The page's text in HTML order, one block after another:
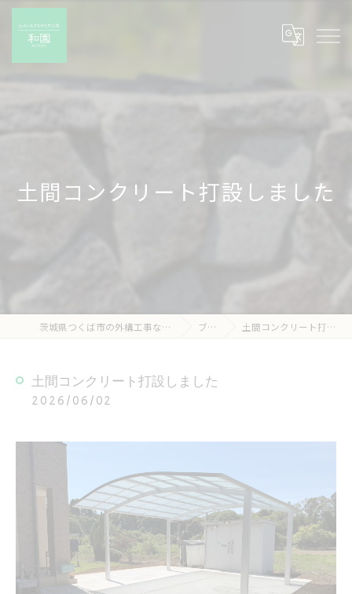
土間コンクリート打設しました
茨城県つくば市の外構工事なら有限会社和園 ブログ 土間コンクリート打設しました
土間コンクリート打設しました
2026/06/02